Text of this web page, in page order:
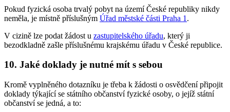
Pokud fyzická osoba trvalý pobyt na území České republiky nikdy
neměla, je místně příslušným Úřad městské části Praha 1 .
V cizině lze podat žádost u zastupitelského úřadu, který ji
bezodkladně zašle příslušnému krajskému úřadu v České republice.
10. Jaké doklady je nutné mít s sebou
Kromě vyplněného dotazníku je třeba k žádosti o osvědčení připojit
doklady týkající se státního občanství fyzické osoby, o jejíž státní
občanství se jedná, a to: